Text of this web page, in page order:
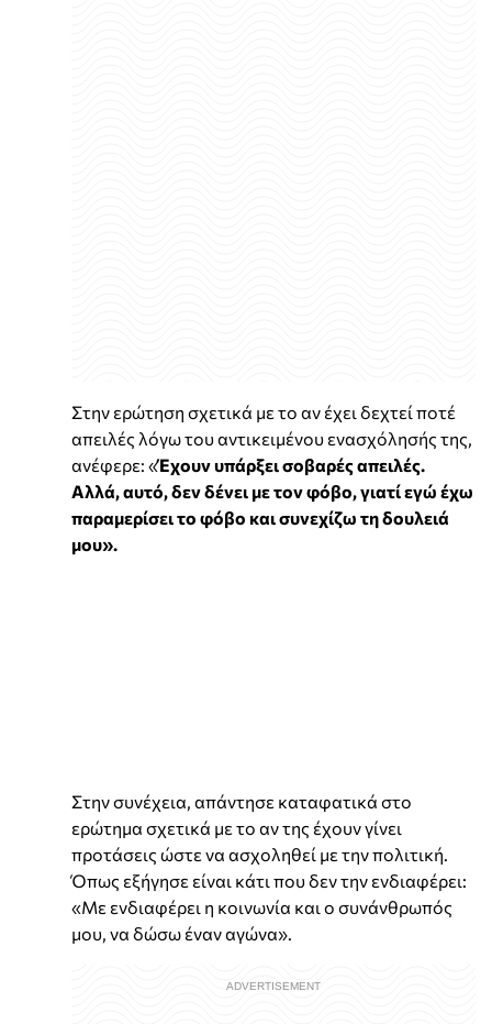
Στην ερώτηση σχετικά με το αν έχει δεχτεί ποτέ
απειλές λόγω του αντικειμένου ενασχόλησής της,
ανέφερε: «Έχουν υπάρξει σοβαρές απειλές.
Αλλά, αυτό, δεν δένει με τον φόβο, γιατί εγώ έχω
παραμερίσει το φόβο και συνεχίζω τη δουλειά
μου».
Στην συνέχεια, απάντησε καταφατικά στο
ερώτημα σχετικά με το αν της έχουν γίνει
προτάσεις ώστε να ασχοληθεί με την πολιτική.
Όπως εξήγησε είναι κάτι που δεν την ενδιαφέρει:
«Με ενδιαφέρει η κοινωνία και ο συνάνθρωπός
μου, να δώσω έναν αγώνα».